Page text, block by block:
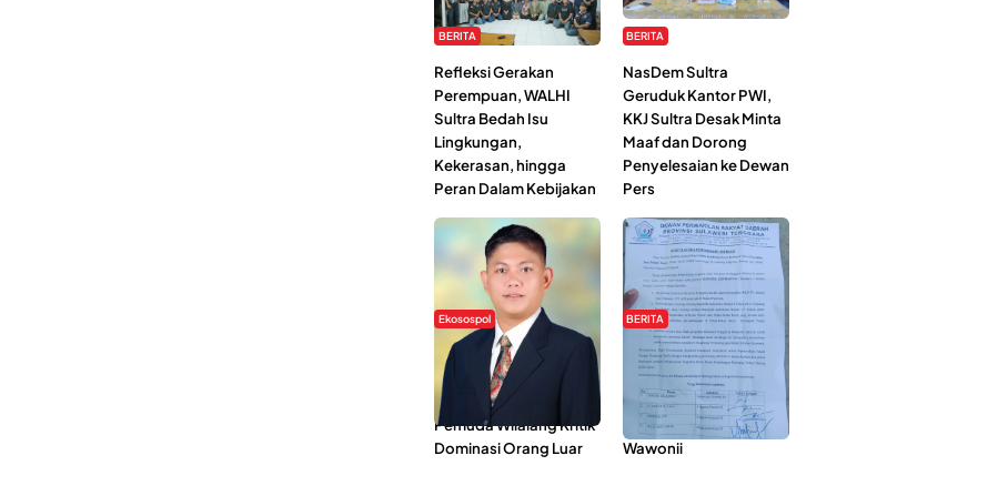
BERITA
Refleksi Gerakan
Perempuan, WALHI
Sultra Bedah Isu
Lingkungan,
Kekerasan, hingga
Peran Dalam Kebijakan
BERITA
NasDem Sultra
Geruduk Kantor PWI,
KKJ Sultra Desak Minta
Maaf dan Dorong
Penyelesaian ke Dewan
Pers
Ekosospol
Slogan Pemberdayaan
Lokal Dinilai Hanya
Pemanis, Tokoh
Pemuda Wilalang Kritik
Dominasi Orang Luar
BERITA
Hipmawani Bersama
DPRD Sultra Sepakati
RDP Perihal IUP
Pertambangan di Pulau
Wawonii